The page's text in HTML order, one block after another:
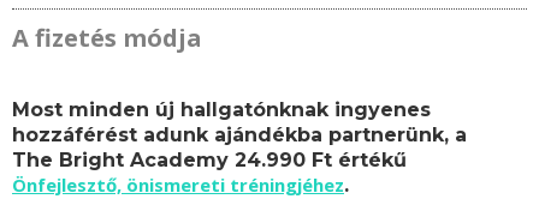
A fizetés módja
Most minden új hallgatónknak ingyenes
hozzáférést adunk ajándékba partnerünk, a
The Bright Academy 24.990 Ft értékű
Önfejlesztő, önismereti tréningjéhez.